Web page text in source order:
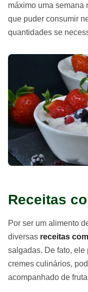
máximo uma semana
que puder consumir
quantidades se
Receitas
Por ser um alimento
diversas receitas
salgadas. De fato, ele
cremes culinários,
acompanhado de